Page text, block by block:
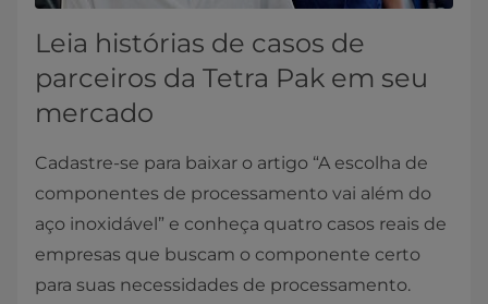
Leia histórias de casos de
parceiros da Tetra Pak em seu
mercado
Cadastre-se para baixar o artigo “A escolha de
componentes de processamento vai além do
aço inoxidável” e conheça quatro casos reais de
empresas que buscam o componente certo
para suas necessidades de processamento.